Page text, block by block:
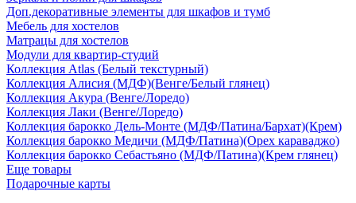
Доп.декоративные элементы для шкафов и тумб
Мебель для хостелов
Матрацы для хостелов
Модули для квартир-студий
Коллекция Atlas (Белый текстурный)
Коллекция Алисия (МДФ)(Венге/Белый глянец)
Коллекция Акура (Венге/Лоредо)
Коллекция Лаки (Венге/Лоредо)
Коллекция барокко Дель-Монте (МДФ/Патина/Бархат)(Крем)
Коллекция барокко Медичи (МДФ/Патина)(Орех караваджо)
Коллекция барокко Себастьяно (МДФ/Патина)(Крем глянец)
Еще товары
Подарочные карты